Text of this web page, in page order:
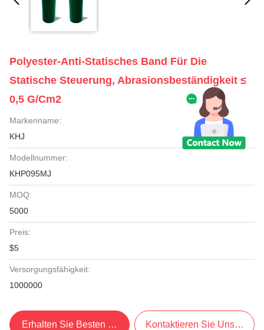
Polyester-Anti-Statisches Band Für Die
Statische Steuerung, Abrasionsbeständigkeit ≤
0,5 G/cm2
Markenname:
KHJ
Modellnummer:
KHP095MJ
MOQ:
5000
Preis:
$5
Versorgungsfähigkeit:
1000000
Erhalten Sie Besten Preis Kontaktieren Sie Uns Jetzt